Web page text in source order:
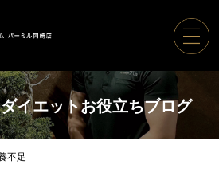
ホーム
ナルジムパーミル
イエットお役立ちブログ
不足